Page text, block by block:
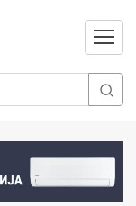
Отвори
мени